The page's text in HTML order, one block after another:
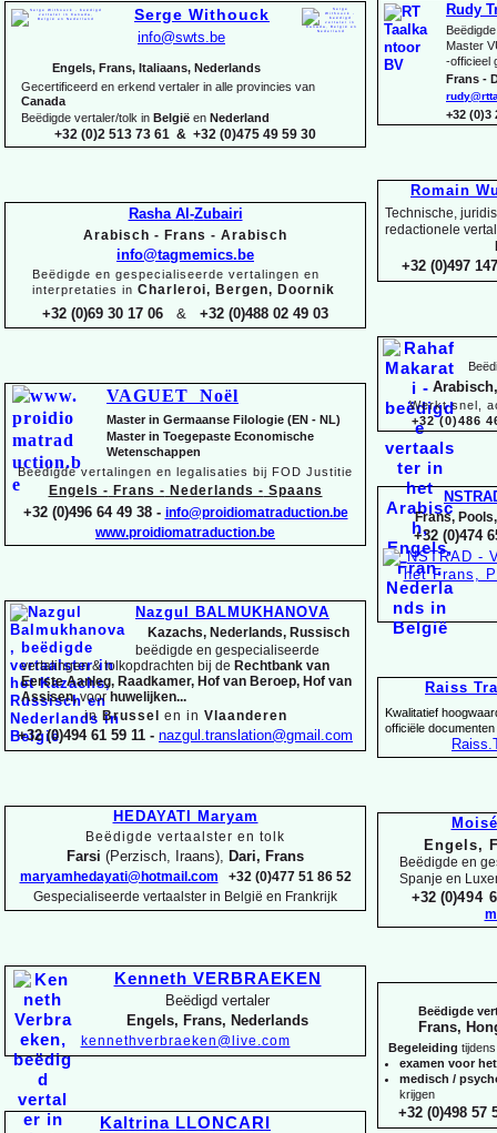
Rudy
Master
-officieel
Frans -
+32
Romain
Technische,
redactionele
+32 (0)497
Werkt snel,
+32 (0)486
Frans,
+32 (0)474
Raiss
Kwalitatief
officiële
Raiss
Engels,
Beëdigde en
Spanje en
+32 (0)494
Beëdigde
Frans,
Begeleiding
examen voor
medisch /
krijgen
+32 (0)498 57
Serge Withouck
info@swts.be
Engels, Frans, Italiaans, Nederlands
Gecertificeerd en erkend vertaler in alle provincies van
Canada
Beëdigde vertaler/tolk in België en Nederland
+32 (0)2 513 73 61 & +32 (0)475 49 59 30
Rasha Al-Zubairi
Arabisch - Frans - Arabisch
info@tagmemics.be
Beëdigde en gespecialiseerde vertalingen en
interpretaties in Charleroi, Bergen, Doornik
+32 (0)69 30 17 06 & +32 (0)488 02 49 03
VAGUET Noël
Master in Germaanse Filologie (EN - NL)
Master in Toegepaste Economische
Wetenschappen
Beëdigde vertalingen en legalisaties bij FOD Justitie
Engels - Frans - Nederlands - Spaans
+32 (0)496 64 49 38 - info@proidiomatraduction.be
www.proidiomatraduction.be
Nazgul BALMUKHANOVA
Kazachs, Nederlands, Russisch
beëdigde en gespecialiseerde
vertalingen &tolkopdrachten bij de Rechtbank van
Eerste Aanleg, Raadkamer, Hof van Beroep, Hof van
Assisen,voor huwelijken...
in Brussel en in Vlaanderen
+32 (0)494 61 59 11 - nazgul.translation@gmail.com
HEDAYATI Maryam
Beëdigde vertaalster en tolk
Farsi (Perzisch, Iraans), Dari, Frans
maryamhedayati@hotmail.com
+32 (0)477 51 86 52
Gespecialiseerde vertaalster in België en Frankrijk
Kenneth VERBRAEKEN
Beëdigd vertaler
Engels, Frans, Nederlands
kennethverbraeken@live.com
Kaltrina LLONCARI